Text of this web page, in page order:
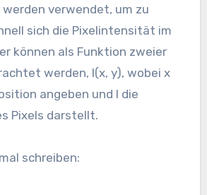
verwendet, um zu
sich die Pixelintensität im
können als Funktion zweier
werden, I(x, y), wobei x
angeben und I die
Pixels darstellt.
schreiben: